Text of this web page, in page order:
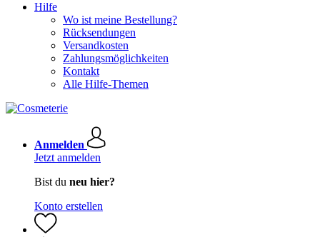
Hilfe
Wo ist meine Bestellung?
Rücksendungen
Versandkosten
Zahlungsmöglichkeiten
Kontakt
Alle Hilfe-Themen
Anmelden
Jetzt anmelden
Bist du neu hier?
Konto erstellen